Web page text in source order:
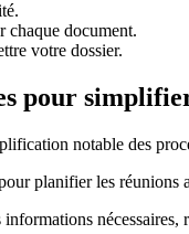
chaque document.
votre dossier.
pour
notable des
planifier les réunions